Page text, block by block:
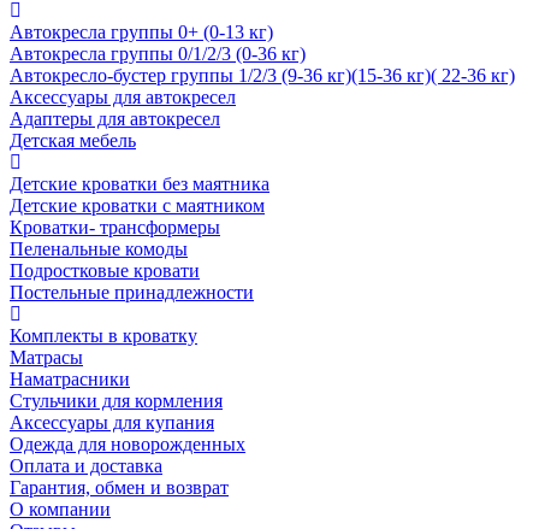
Автокресла группы 0+ (0-13 кг)
Автокресла группы 0/1/2/3 (0-36 кг)
Автокресло-бустер группы 1/2/3 (9-36 кг)(15-36 кг)( 22-36 кг)
Аксессуары для автокресел
Адаптеры для автокресел
Детская мебель
Детские кроватки без маятника
Детские кроватки с маятником
Кроватки- трансформеры
Пеленальные комоды
Подростковые кровати
Постельные принадлежности
Комплекты в кроватку
Матрасы
Наматрасники
Стульчики для кормления
Аксессуары для купания
Одежда для новорожденных
Оплата и доставка
Гарантия, обмен и возврат
О компании